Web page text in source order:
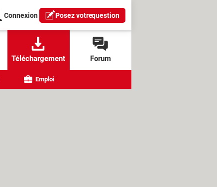
Connexion Posez votrequestion
Téléchargement Forum
Emploi